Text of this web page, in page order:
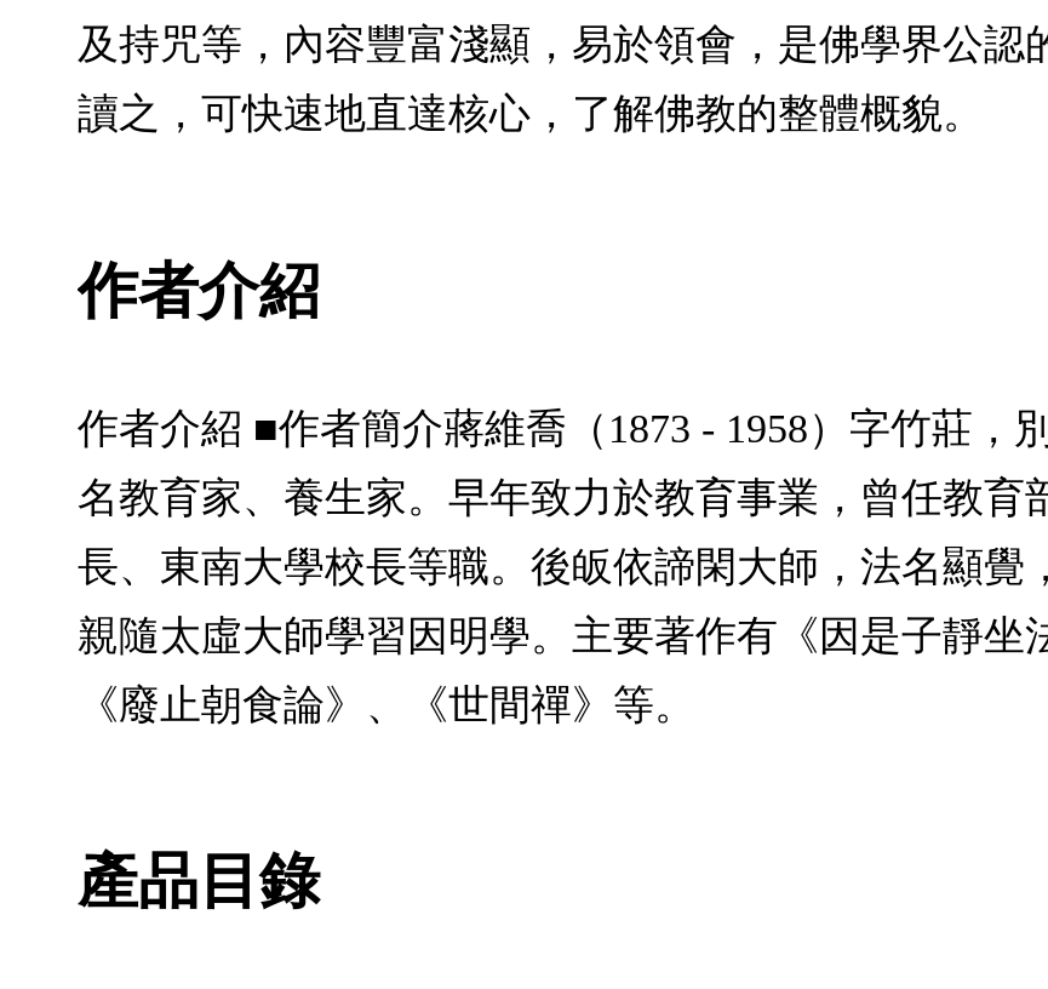
及持咒等，內容豐富淺顯，易於領會，是佛學界公認
讀之，可快速地直達核心，了解佛教的整體概貌。
作者介紹
作者介紹 ■作者簡介蔣維喬（1873 - 1958）字竹莊，
名教育家、養生家。早年致力於教育事業，曾任教育
長、東南大學校長等職。後皈依諦閑大師，法名顯覺
親隨太虛大師學習因明學。主要著作有《因是子靜坐
《廢止朝食論》、《世間禪》等。
產品目錄